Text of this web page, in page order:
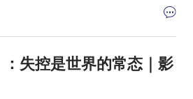
：失控是世界的常态｜影